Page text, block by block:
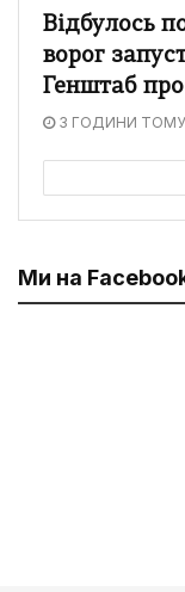
Відбулось
ворог
Генштаб
3 ГОДИНИ ТОМУ
Ми на